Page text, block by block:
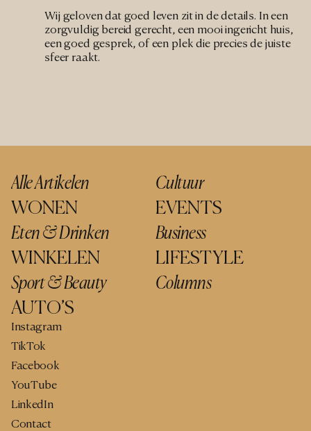
Wij geloven dat goed leven zit in de details. In een
zorgvuldig bereid gerecht, een mooi ingericht huis,
een goed gesprek, of een plek die precies de juiste
sfeer raakt.
Alle Artikelen
WONEN
Eten & Drinken
WINKELEN
Sport & Beauty
AUTO’S
Cultuur
EVENTS
Business
LIFESTYLE
Columns
Instagram
TikTok
Facebook
YouTube
LinkedIn
Contact